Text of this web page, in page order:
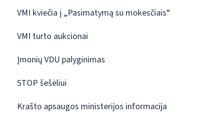
VMI kviečia į „Pasimatymą su mokesčiais“
VMI turto aukcionai
Įmonių VDU palyginimas
STOP šešėliui
Krašto apsaugos ministerijos informacija